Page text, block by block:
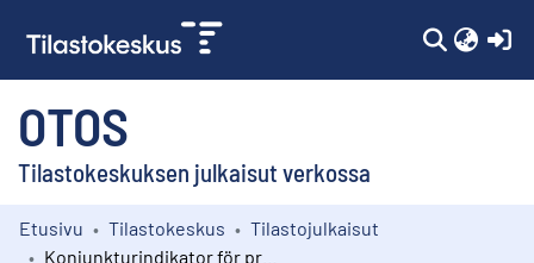
OTOS
Tilastokeskuksen julkaisut verkossa
Kokoelmat
Etusivu Tilastokeskus
Tilastojulkaisut